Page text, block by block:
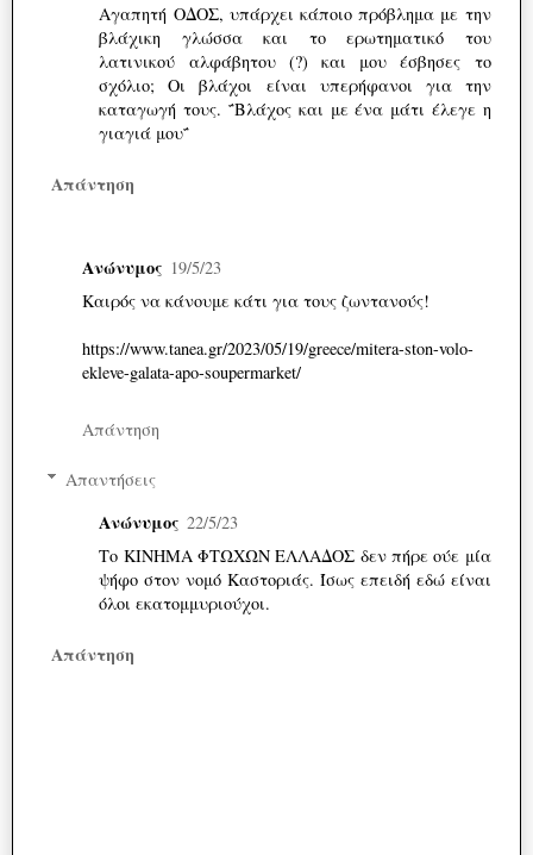
Αγαπητή ΟΔΟΣ, υπάρχει κάποιο πρόβλημα με την
βλάχικη γλώσσα και το ερωτηματικό του
λατινικού αλφάβητου (?) και μου έσβησες το
σχόλιο; Οι βλάχοι είναι υπερήφανοι για την
καταγωγή τους. ΅Βλάχος και με ένα μάτι έλεγε η
γιαγιά μου΅
Απάντηση
Ανώνυμος 19/5/23
Καιρός να κάνουμε κάτι για τους ζωντανούς!
https://www.tanea.gr/2023/05/19/greece/mitera-ston-volo-
ekleve-galata-apo-soupermarket/
Απάντηση
Απαντήσεις
Ανώνυμος 22/5/23
Το ΚΙΝΗΜΑ ΦΤΩΧΩΝ ΕΛΛΑΔΟΣ δεν πήρε ούε μία
ψήφο στον νομό Καστοριάς. Ίσως επειδή εδώ είναι
όλοι εκατομμυριούχοι.
Απάντηση